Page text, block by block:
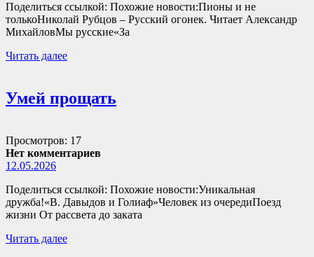
Поделиться ссылкой: Похожие новости:Пионы и не
толькоНиколай Рубцов – Русский огонек. Читает Александр
МихайловМы русские«За
Читать далее
Умей прощать
Просмотров: 17
Нет комментариев
12.05.2026
Поделиться ссылкой: Похожие новости:Уникальная
дружба!«В. Давыдов и Голиаф»Человек из очередиПоезд
жизни От рассвета до заката
Читать далее